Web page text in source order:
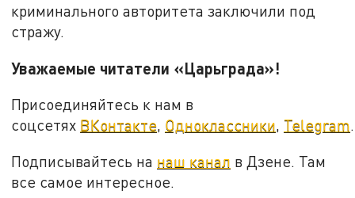
криминального авторитета заключили под
стражу.
Уважаемые читатели «Царьграда»!
Присоединяйтесь к нам в
соцсетях ВКонтакте, Одноклассники, Telegram.
Подписывайтесь на наш канал в Дзене. Там
все самое интересное.